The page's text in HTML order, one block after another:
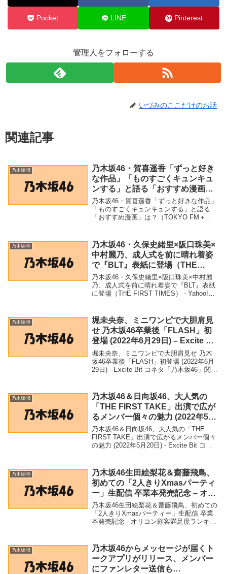
Pocket LINE Pinterest
管理人をフォローする
いづみのここだけのお話
関連記事
乃木坂46
乃木坂46・賀喜遥香「ずっと好き
な作品」「ものすごくキュンキュ
ンする」と語る「おすすめ漫画」
は？（TOKYO FM＋） – Yahoo!
ニュース – Yahoo!ニュース
乃木坂46・賀喜遥香「ずっと好きな作品」
「ものすごくキュンキュンする」と語る
「おすすめ漫画」は？（TOKYO FM＋） -
好きな作品」「ものす...
乃木坂46
乃木坂46・久保史緒里×阪口珠美×
中村麗乃、成人式を前に晴れ着姿
で『BLT』表紙に登場（THE
FIRST TIMES） – Yahoo!ニュー
ス – Yahoo!ニュース
乃木坂46・久保史緒里×阪口珠美×中村麗
乃、成人式を前に晴れ着姿で『BLT』表紙
に登場（THE FIRST TIMES） - Yahoo!ニ
村麗乃、成...
乃木坂46
堀未央奈、ミニワンピで大胆肩見
せ 乃木坂46卒業後「FLASH」初
登場 (2022年6月29日) – Excite Bit
コネタ
堀未央奈、ミニワンピで大胆肩見せ 乃木
坂46卒業後「FLASH」初登場 (2022年6月
29日) - Excite Bit コネタ「乃木坂46」関連
6月...
乃木坂46
乃木坂46＆日向坂46、大人気の
「THE FIRST TAKE」出演で広が
るメンバー個々の魅力 (2022年5月
20日) – Excite Bit コネタ
乃木坂46＆日向坂46、大人気の「THE
FIRST TAKE」出演で広がるメンバー個々
の魅力 (2022年5月20日) - Excite Bit コネ
乃木坂46
乃木坂46生田絵梨花＆齋藤飛鳥、
初めての「2人きりXmasパーティ
ー」生配信 卒業本発売記念 – オリ
コン顧客満足度ランキング
乃木坂46生田絵梨花＆齋藤飛鳥、初めての
「2人きりXmasパーティー」生配信 卒業
本発売記念 - オリコン顧客満足度ランキン
ーティー」生配信 卒業本発売記念...
乃木坂46
乃木坂46からメッセージが届くト
ークアプリがリリース、メンバー
にファンレター送信も